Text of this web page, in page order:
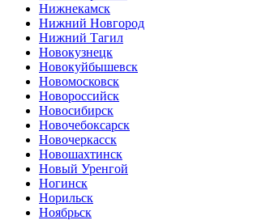
Нижнекамск
Нижний Новгород
Нижний Тагил
Новокузнецк
Новокуйбышевск
Новомосковск
Новороссийск
Новосибирск
Новочебоксарск
Новочеркасск
Новошахтинск
Новый Уренгой
Ногинск
Норильск
Ноябрьск